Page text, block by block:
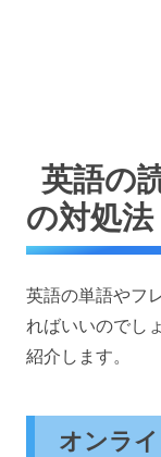
英語の
の対処法
英語の単語やフ
ればいいのでし
紹介します。
オンラ